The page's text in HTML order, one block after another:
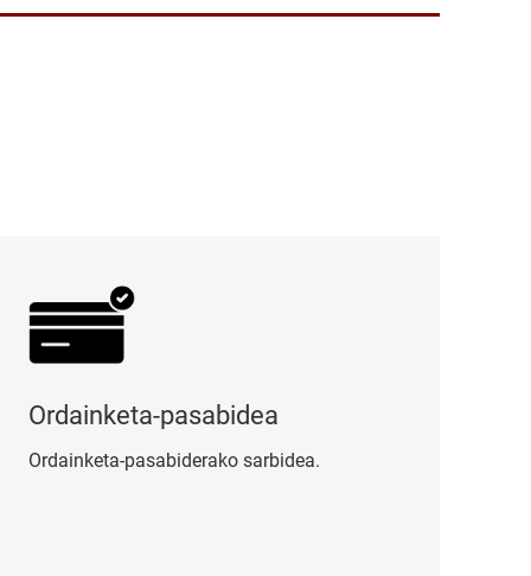
Ordainketa-pasabidea
Ordainketa-pasabiderako sarbidea.